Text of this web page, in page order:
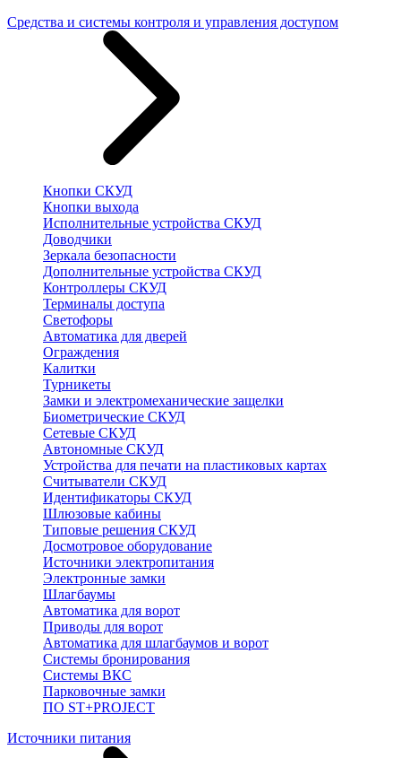
Средства и системы контроля и управления доступом
Кнопки СКУД
Кнопки выхода
Исполнительные устройства СКУД
Доводчики
Зеркала безопасности
Дополнительные устройства СКУД
Контроллеры СКУД
Терминалы доступа
Светофоры
Автоматика для дверей
Ограждения
Калитки
Турникеты
Замки и электромеханические защелки
Биометрические СКУД
Сетевые СКУД
Автономные СКУД
Устройства для печати на пластиковых картах
Считыватели СКУД
Идентификаторы СКУД
Шлюзовые кабины
Типовые решения СКУД
Досмотровое оборудование
Источники электропитания
Электронные замки
Шлагбаумы
Автоматика для ворот
Приводы для ворот
Автоматика для шлагбаумов и ворот
Системы бронирования
Системы ВКС
Парковочные замки
ПО ST+PROJECT
Источники питания